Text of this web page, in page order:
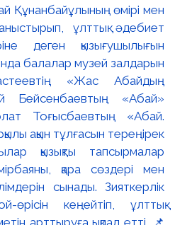
Құнанбайұлының өмірі мен
ұлттық әдебиет
деген қызығушылығын
балалар музей залдарын
«Жас Абайдың
Бейсенбаевтың «Абай»
Тоғысбаевтың «Абай.
ақын тұлғасын тереңірек
қызықты тапсырмалар
қара сөздері мен
сынады. Зияткерлік
кеңейтіп, ұлттық
арттыруға ықпал етті. 📌